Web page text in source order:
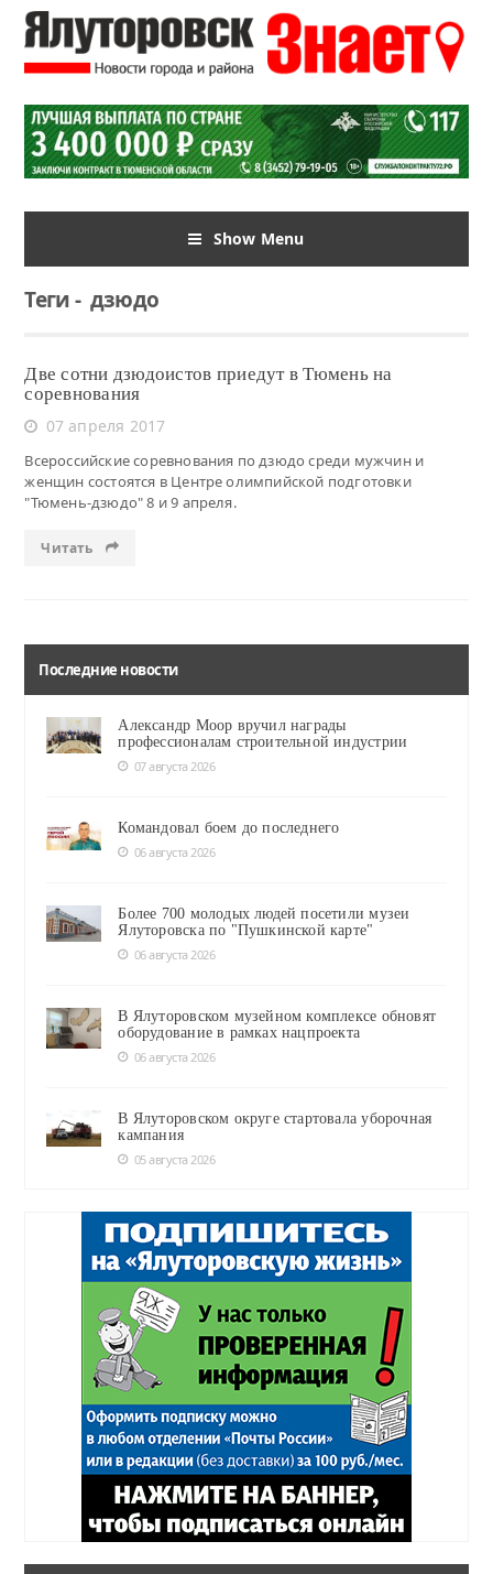
Show Menu
Теги-дзюдо
Две сотни дзюдоистов приедут в Тюмень на
соревнования
07 апреля 2017
Всероссийские соревнования по дзюдо среди мужчин и
женщин состоятся в Центре олимпийской подготовки
"Тюмень-дзюдо" 8 и 9 апреля.
Читать
Последние новости
Александр Моор вручил награды
профессионалам строительной индустрии
07 августа 2026
Командовал боем до последнего
06 августа 2026
Более 700 молодых людей посетили музеи
Ялуторовска по "Пушкинской карте"
06 августа 2026
В Ялуторовском музейном комплексе обновят
оборудование в рамках нацпроекта
06 августа 2026
В Ялуторовском округе стартовала уборочная
кампания
05 августа 2026